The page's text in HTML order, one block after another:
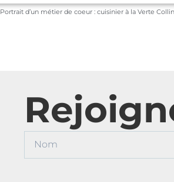
Portrait d’un métier de coeur : cuisinier à la Verte